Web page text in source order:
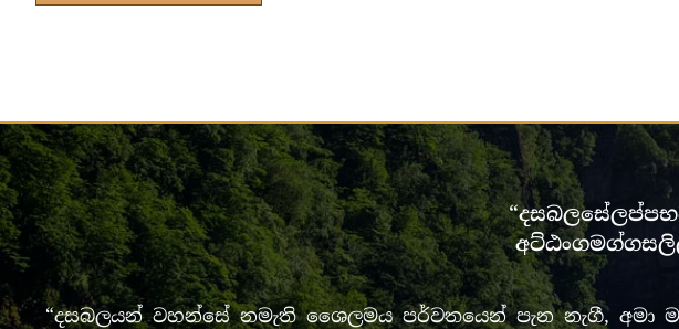
“දසබලයන් වහන්සේ නමැති ශෛලමය පර්වතයෙන් පැන නැගී,